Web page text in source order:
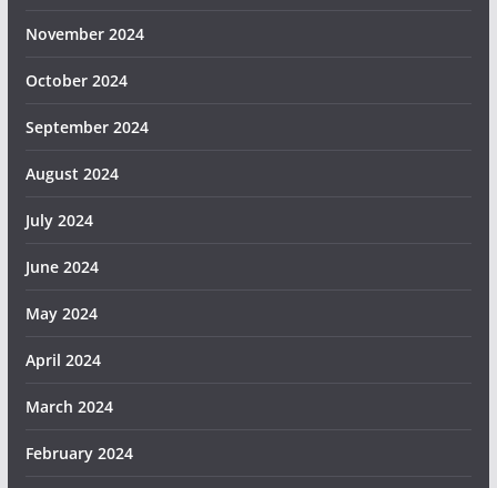
November 2024
October 2024
September 2024
August 2024
July 2024
June 2024
May 2024
April 2024
March 2024
February 2024